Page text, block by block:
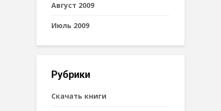
Август 2009
Июль 2009
Рубрики
Cкачать книги